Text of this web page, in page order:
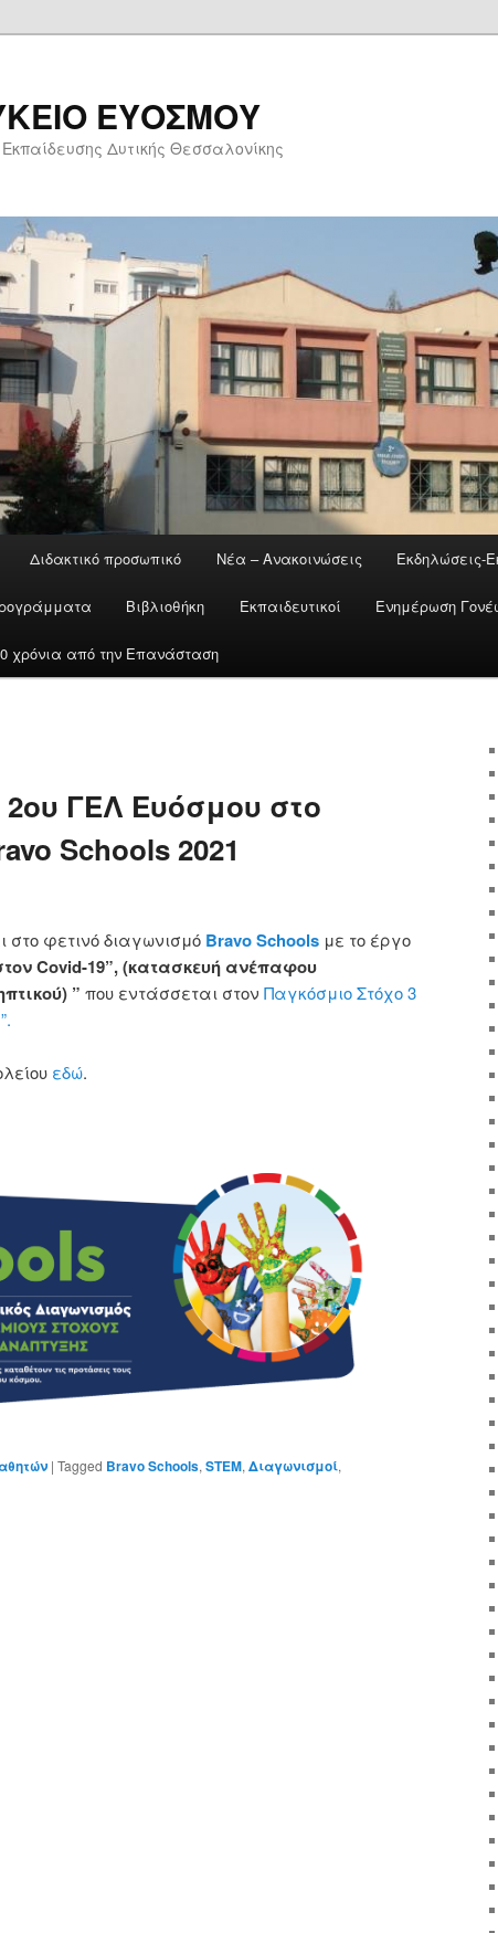
ΕΥΟΣΜΟΥ
Δυτικής Θεσσαλονίκης
Διδακτικό προσωπικό Νέα – Ανακοινώσεις Εκδηλώσεις-
Βιβλιοθήκη Εκπαιδευτικοί Ενημέρωση
χρόνια από την Επανάσταση
ΓΕΛ Ευόσμου στο
Schools 2021
στο φετινό διαγωνισμό Bravo Schools με το έργο
Covid-19”, (κατασκευή ανέπαφου
” που εντάσσεται στον Παγκόσμιο Στόχο 3
εδώ.
| Tagged Bravo Schools, STEM, Διαγωνισμοί,